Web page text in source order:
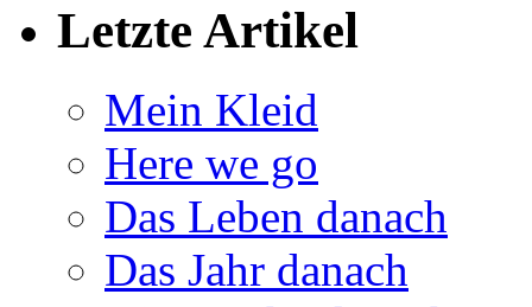
Letzte Artikel
Mein Kleid
Here we go
Das Leben danach
Das Jahr danach